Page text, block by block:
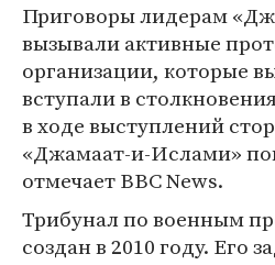
Приговоры лидерам
вызывали активные
организации, которые
вступали в
в ходе выступлений
«Джамаат-и-Ислами»
отмечает BBC News.
Трибунал по военным
создан в 2010 году. Его